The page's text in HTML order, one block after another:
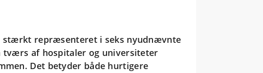
stærkt repræsenteret i seks nyudnævnte
tværs af hospitaler og universiteter
Det betyder både hurtigere